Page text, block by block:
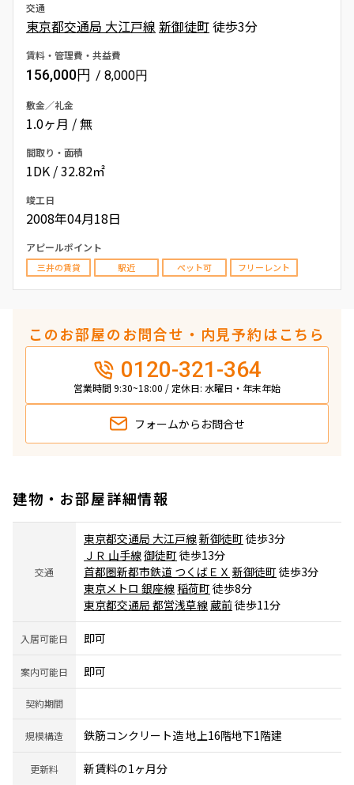
交通
東京都交通局 大江戸線 新御徒町徒歩3分
賃料・管理費・共益費
156,000円 / 8,000円
敷金／礼金
1.0ヶ月 / 無
間取り・面積
1DK / 32.82㎡
竣工日
2008年04月18日
アピールポイント
三井の賃貸 駅近 ペット可 フリーレント
このお部屋のお問合せ・内見予約はこちら
0120-321-364
営業時間 9:30~18:00 / 定休日: 水曜日・年末年始
フォームから お問合せ
建物・お部屋詳細情報
交通
東京都交通局 大江戸線新御徒町 徒歩3分
ＪＲ 山手線御徒町 徒歩13分
首都圏新都市鉄道 つくばＥＸ 新御徒町 徒歩3分
東京メトロ 銀座線 稲荷町 徒歩8分
東京都交通局 都営浅草線蔵前徒歩11分
入居可能日 即可
案内可能日 即可
契約期間
規模構造 鉄筋コンクリート造 地上16階地下1階建
更新料 新賃料の1ヶ月分